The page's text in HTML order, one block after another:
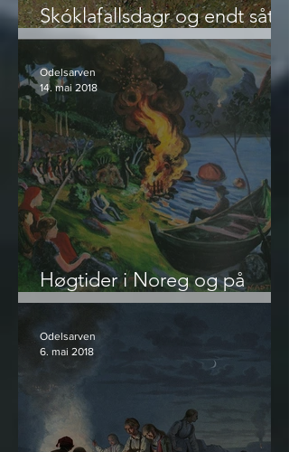
Skóklafallsdagr og endt såtid
- hva pinsen egentlig er
Høgtider i Noreg og på
Island - Vårfest og Jonsok
Odelsarven
14. mai 2018
Odelsarven
6. mai 2018